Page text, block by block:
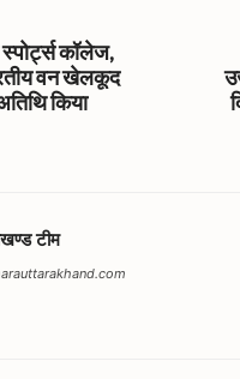
स्पोर्ट्स कॉलेज,
वन खेलकूद
किया
टीम